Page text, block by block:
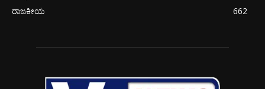
ರಾಜಕೀಯ
662